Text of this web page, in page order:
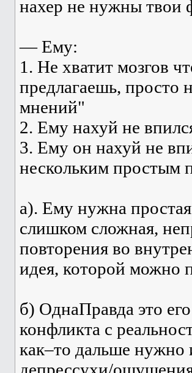
нахер не нужны твои
— Ему:
1. Не хватит мозгов
предлагаешь, просто
мнений"
2. Ему нахуй не
3. Ему он нахуй не
нескольким простым
а). Ему нужна
слишком сложная,
повторения во
идея, которой можно
б) ОднаПравда это
конфликта с
как–то дальше нужно